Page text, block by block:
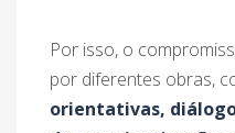
Por isso, o
por diferentes obras,
orientativas,